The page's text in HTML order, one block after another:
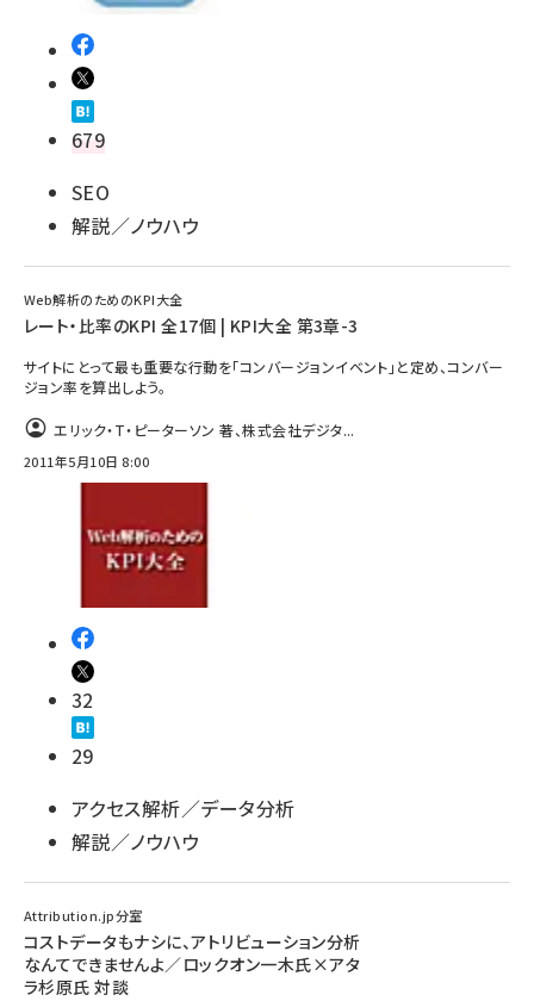
679
SEO
解説／ノウハウ
Web解析のためのKPI大全
レート・比率のKPI 全17個 | KPI大全 第3章-3
サイトにとって最も重要な行動を「コンバージョンイベント」と定め、コンバー
ジョン率を算出しよう。
エリック・T・ピーターソン 著、株式会社デジタ...
2011年5月10日 8:00
32
29
アクセス解析／データ分析
解説／ノウハウ
Attribution.jp分室
コストデータもナシに、アトリビューション分析
なんてできませんよ／ロックオン一木氏×アタ
ラ杉原氏 対談